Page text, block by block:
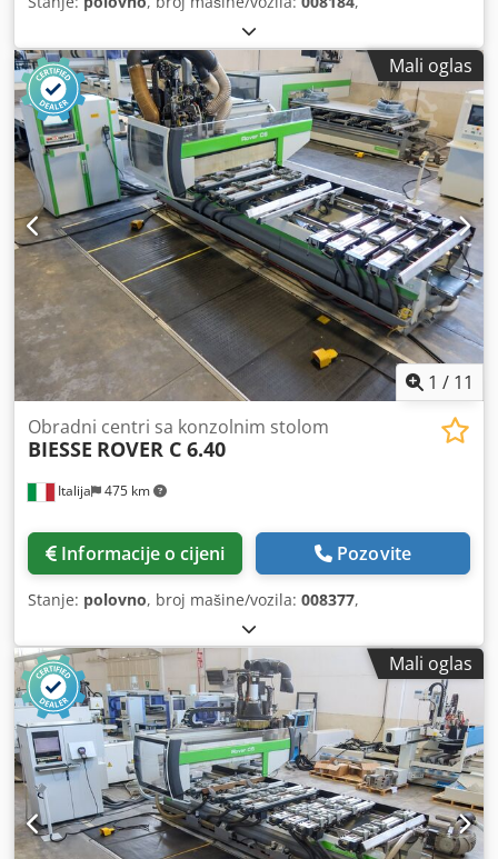
Mali oglas
1 / 11
Italija 475 km
Obradni centri sa konzolnim stolom
BIESSE ROVER C 6.40
Informacije o cijeni Pozovite
Stanje: polovno, broj mašine/vozila: 008377,
Mali oglas